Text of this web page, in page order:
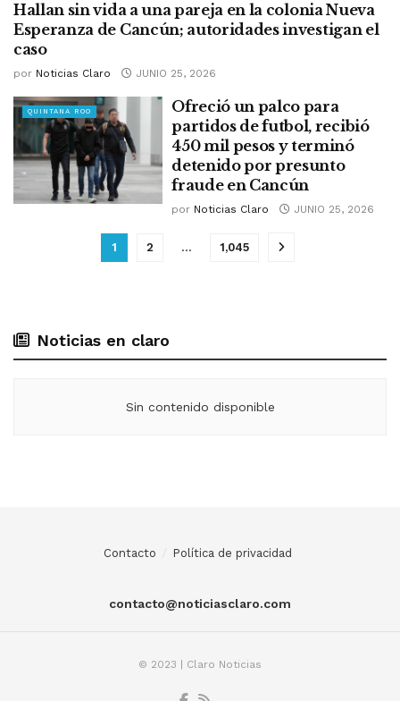
CANCUN
Hallan sin vida a una pareja en la colonia Nueva
Esperanza de Cancún; autoridades investigan el
caso
por Noticias Claro JUNIO 25, 2026
QUINTANA ROO
Ofreció un palco para
partidos de futbol, recibió
450 mil pesos y terminó
detenido por presunto
fraude en Cancún
por Noticias Claro JUNIO 25, 2026
1 2 … 1,045
Noticias en claro
Sin contenido disponible
Contacto Política de privacidad
contacto@noticiasclaro.com
© 2023 | Claro Noticias